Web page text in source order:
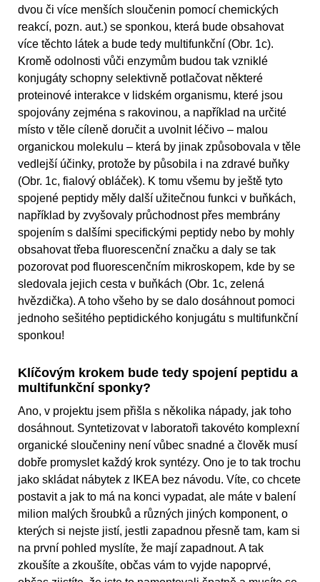
dvou či více menších sloučenin pomocí chemických
reakcí, pozn. aut.) se sponkou, která bude obsahovat
více těchto látek a bude tedy multifunkční (Obr. 1c).
Kromě odolnosti vůči enzymům budou tak vzniklé
konjugáty schopny selektivně potlačovat některé
proteinové interakce v lidském organismu, které jsou
spojovány zejména s rakovinou, a například na určité
místo v těle cíleně doručit a uvolnit léčivo – malou
organickou molekulu – která by jinak způsobovala v těle
vedlejší účinky, protože by působila i na zdravé buňky
(Obr. 1c, fialový obláček). K tomu všemu by ještě tyto
spojené peptidy měly další užitečnou funkci v buňkách,
například by zvyšovaly průchodnost přes membrány
spojením s dalšími specifickými peptidy nebo by mohly
obsahovat třeba fluorescenční značku a daly se tak
pozorovat pod fluorescenčním mikroskopem, kde by se
sledovala jejich cesta v buňkách (Obr. 1c, zelená
hvězdička). A toho všeho by se dalo dosáhnout pomoci
jednoho sešitého peptidického konjugátu s multifunkční
sponkou!
Klíčovým krokem bude tedy spojení peptidu a
multifunkční sponky?
Ano, v projektu jsem přišla s několika nápady, jak toho
dosáhnout. Syntetizovat v laboratoři takovéto komplexní
organické sloučeniny není vůbec snadné a člověk musí
dobře promyslet každý krok syntézy. Ono je to tak trochu
jako skládat nábytek z IKEA bez návodu. Víte, co chcete
postavit a jak to má na konci vypadat, ale máte v balení
milion malých šroubků a různých jiných komponent, o
kterých si nejste jistí, jestli zapadnou přesně tam, kam si
na první pohled myslíte, že mají zapadnout. A tak
zkoušíte a zkoušíte, občas vám to vyjde napoprvé,